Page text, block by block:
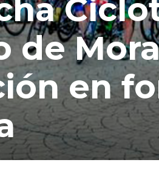
de
en